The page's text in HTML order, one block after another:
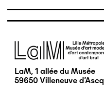
Image
LaM, 1 allée du Musée
59650 Villeneuve d'Ascq